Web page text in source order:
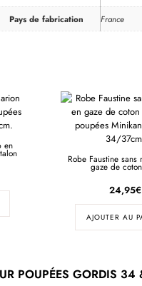
Pays de fabrication France
en
Robe Faustine sans
gaze de
24,95€
AJOUTER AU
POUPÉES GORDIS